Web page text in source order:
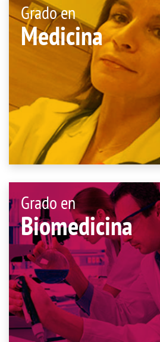
Grado en
Medicina
Grado en
Biomedicina